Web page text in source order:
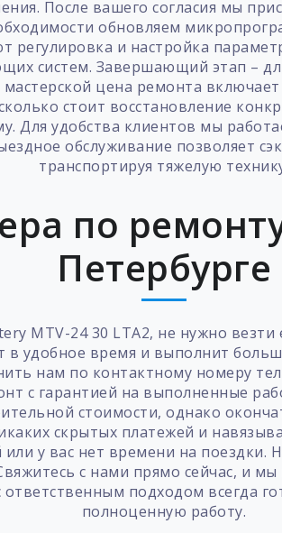
После вашего согласия мы
обновляем
и настройка
систем. Завершающий этап –
цена ремонта
стоит восстановление
Для удобства клиентов мы
обслуживание позволяет
транспортируя тяжелую
по
Петербурге
MTV-24 30 LTA2, не нужно
удобное время и выполнит
нам по контактному номеру
с гарантией на выполненные
стоимости, однако
скрытых платежей и
у вас нет времени на
с нами прямо сейчас, и
ответственным подходом всегда
полноценную работу.